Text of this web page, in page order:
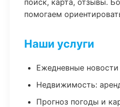
поиск, карта, отзывы.
помогаем
Наши услуги
Ежедневные
Недвижимость:
Прогноз погоды и